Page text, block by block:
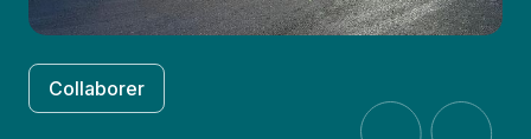
Collaborer